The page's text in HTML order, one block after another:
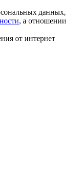
данных,
, а отношении
от интернет